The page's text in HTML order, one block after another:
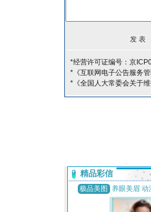
*经营许可证编号：京
*《互联网电子公告服务管
*《全国人大常委会关于